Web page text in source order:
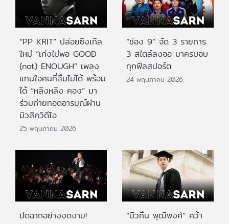
“PP KRIT” ปล่อยซิงเกิล
ใหม่ “เก่งไม่พอ GOOD
(not) ENOUGH” เพลง
แทนใจคนที่ลืมไม่ได้ พร้อม
ได้ “หลิงหลิง คอง” มา
ร่วมถ่ายทอดอารมณ์ผ่าน
มิวสิควิดีโอ
25 พฤษภาคม 2026
“ช่อง 9” จัด 3 รายการ
3 สไตล์ลงจอ มาครบจบ
ทุกฟีลสปอร์ต
24 พฤษภาคม 2026
ปิดฉากอย่างงดงาม!
“บิวกิ้น พุฒิพงศ์” คว้า